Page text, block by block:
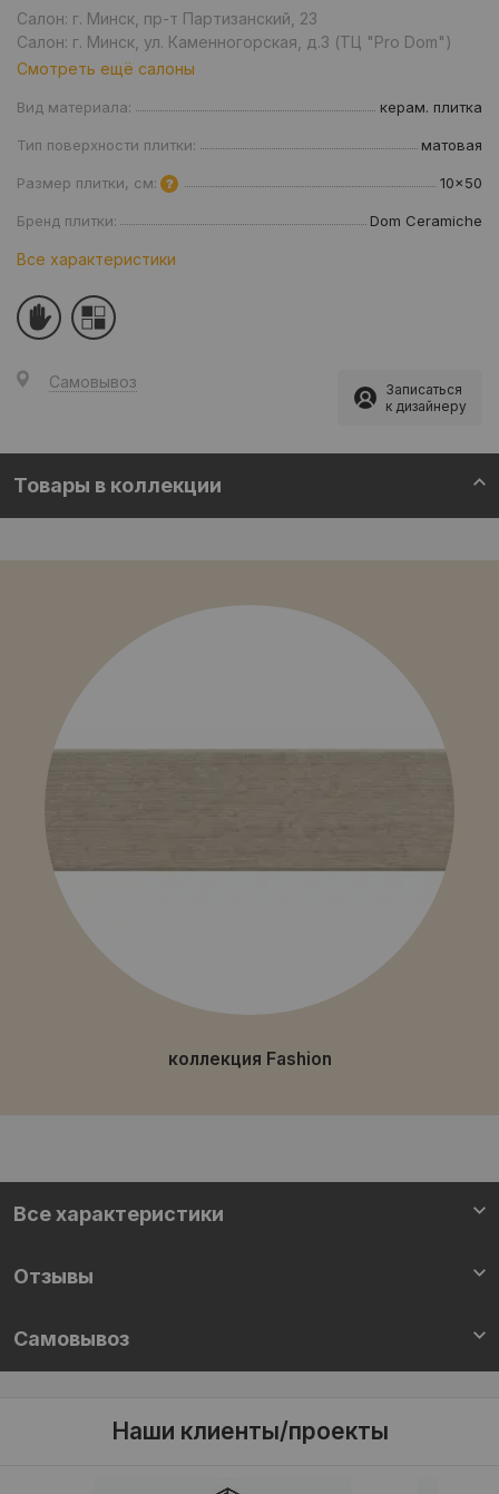
Салон: г. Минск, пр-т Партизанский, 23
Салон: г. Минск, ул. Каменногорская, д.3 (ТЦ "Pro Dom")
Смотреть ещё салоны
Вид материала: керам. плитка
Тип поверхности плитки: матовая
Размер плитки, см: 10x50
Бренд плитки: Dom Ceramiche
Все характеристики
Самовывоз
Записаться
к дизайнеру
Товары в коллекции
коллекция Fashion
Все характеристики
Отзывы
Самовывоз
Наши клиенты/проекты